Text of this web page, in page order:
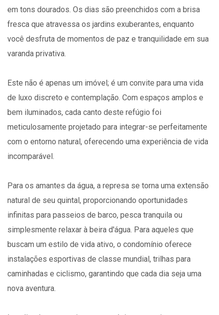
em tons dourados. Os dias são preenchidos com a brisa
fresca que atravessa os jardins exuberantes, enquanto
você desfruta de momentos de paz e tranquilidade em sua
varanda privativa.
Este não é apenas um imóvel; é um convite para uma vida
de luxo discreto e contemplação. Com espaços amplos e
bem iluminados, cada canto deste refúgio foi
meticulosamente projetado para integrar-se perfeitamente
com o entorno natural, oferecendo uma experiência de vida
incomparável.
Para os amantes da água, a represa se torna uma extensão
natural de seu quintal, proporcionando oportunidades
infinitas para passeios de barco, pesca tranquila ou
simplesmente relaxar à beira d'água. Para aqueles que
buscam um estilo de vida ativo, o condomínio oferece
instalações esportivas de classe mundial, trilhas para
caminhadas e ciclismo, garantindo que cada dia seja uma
nova aventura.